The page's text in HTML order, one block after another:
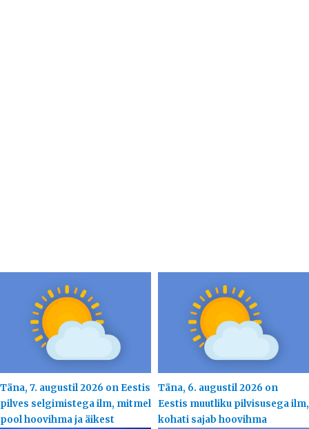
Täna, 7. augustil 2026 on Eestis
pilves selgimistega ilm, mitmel
pool hoovihma ja äikest
Täna, 6. augustil 2026 on
Eestis muutliku pilvisusega ilm,
kohati sajab hoovihma